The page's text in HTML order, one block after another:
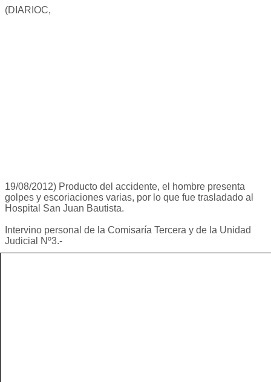
(DIARIOC,
19/08/2012) Producto del accidente, el hombre presenta
golpes y escoriaciones varias, por lo que fue trasladado al
Hospital San Juan Bautista.
Intervino personal de la Comisaría Tercera y de la Unidad
Judicial Nº3.-